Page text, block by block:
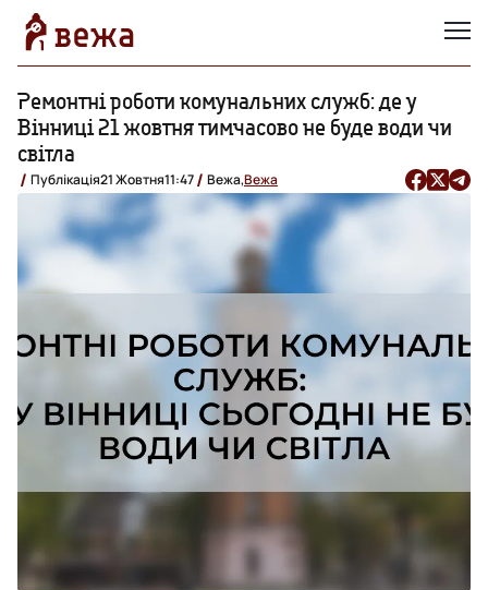
Ремонтні роботи комунальних служб: де у
Вінниці 21 жовтня тимчасово не буде води чи
світла
Публікація21 Жовтня11:47 Вежа,Вежа